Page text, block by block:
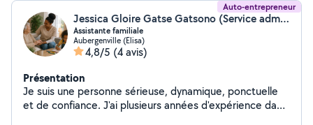
Auto-entrepreneur
Jessica Gloire Gatse Gatsono (Service administratifs)
Assistante familiale
Aubergenville (Elisa)
4,8/5 (4 avis)
Présentation
Je suis une personne sérieuse, dynamique, ponctuelle
et de confiance. J'ai plusieurs années d'expérience dans